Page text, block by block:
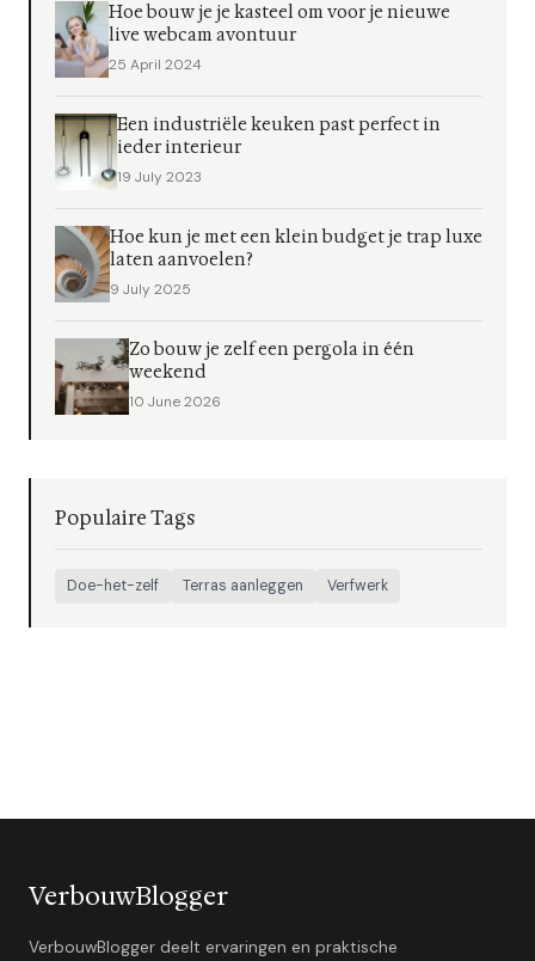
Hoe bouw je je kasteel om voor je nieuwe
live webcam avontuur
25 April 2024
Een industriële keuken past perfect in
ieder interieur
19 July 2023
Hoe kun je met een klein budget je trap luxe
laten aanvoelen?
9 July 2025
Zo bouw je zelf een pergola in één
weekend
10 June 2026
Populaire Tags
Doe-het-zelf Terras aanleggen Verfwerk
VerbouwBlogger
VerbouwBlogger deelt ervaringen en praktische